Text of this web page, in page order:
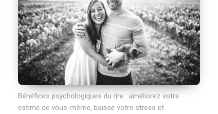
Bénéfices psychologiques du rire : améliorez votre
estime de vous-même, baissé votre stress et